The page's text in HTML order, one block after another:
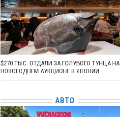
$270 ТЫС. ОТДАЛИ ЗА ГОЛУБОГО ТУНЦА НА
НОВОГОДНЕМ АУКЦИОНЕ В ЯПОНИИ
АВТО